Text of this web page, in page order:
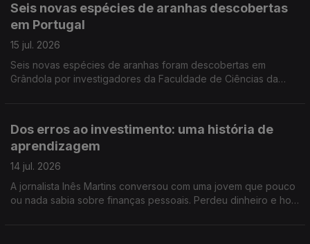
Seis novas espécies de aranhas descobertas
em Portugal
15 jul. 2026
Seis novas espécies de aranhas foram descobertas em
Grândola por investigadores da Faculdade de Ciências da
Dos erros ao investimento: uma história de
aprendizagem
14 jul. 2026
A jornalista Inês Martins conversou com uma jovem que pouco
ou nada sabia sobre finanças pessoais. Perdeu dinheiro e hoje